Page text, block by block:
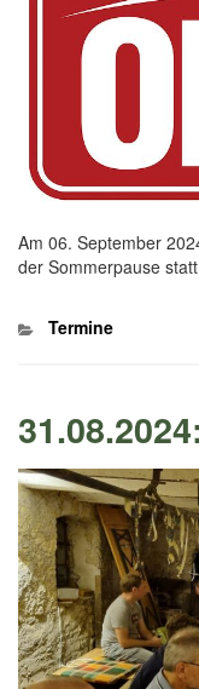
Am 06. September
der Sommerpause
Kategorien
Termine